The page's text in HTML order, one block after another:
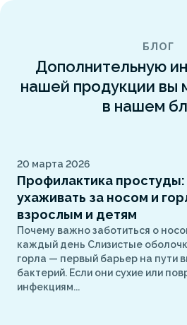
БЛОГ
Дополнительную
нашей продукции вы
в нашем
20 марта 2026
Профилактика простуды:
ухаживать за носом и
взрослым и детям
Почему важно заботиться о
каждый день Слизистые
горла — первый барьер на пути
бактерий. Если они сухие или
инфекциям...